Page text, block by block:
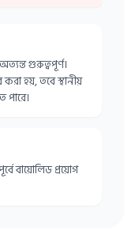
গুরুত্বপূর্ণ।
হয়, তবে স্থানীয়
পারে।
বায়োলিড প্রয়োগ